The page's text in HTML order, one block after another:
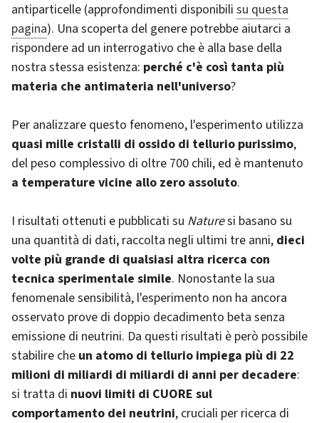
antiparticelle (approfondimenti disponibili su questa
pagina). Una scoperta del genere potrebbe aiutarci a
rispondere ad un interrogativo che è alla base della
nostra stessa esistenza: perché c'è così tanta più
materia che antimateria nell'universo?
Per analizzare questo fenomeno, l'esperimento utilizza
quasi mille cristalli di ossido di tellurio purissimo,
del peso complessivo di oltre 700 chili, ed è mantenuto
a temperature vicine allo zero assoluto.
I risultati ottenuti e pubblicati su Naturesi basano su
una quantità di dati, raccolta negli ultimi tre anni, dieci
volte più grande di qualsiasi altra ricerca con
tecnica sperimentale simile. Nonostante la sua
fenomenale sensibilità, l'esperimento non ha ancora
osservato prove di doppio decadimento beta senza
emissione di neutrini. Da questi risultati è però possibile
stabilire che un atomo di tellurio impiega più di 22
milioni di miliardi di miliardi di anni per decadere:
si tratta di nuovi limiti di CUORE sul
comportamento dei neutrini, cruciali per ricerca di